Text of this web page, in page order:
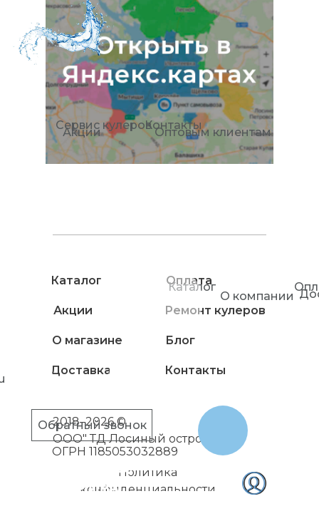
2018–2026 ©
ООО" ТД Лосиный остров"
ОГРН 1185053032889
Каталог
Акции
О магазине
Доставка
Оплата
Ремонт кулеров
Блог
Политика
конфиденциальности
Контакты
Каталог
О компании
Сервис кулеров
Акции
Обратный звонок
Контакты
Оптовым клиентам